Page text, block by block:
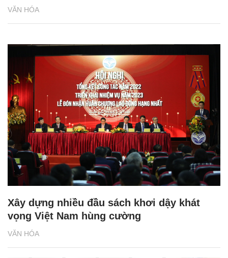
VĂN HÓA
VĂN HÓA
Xây dựng nhiều đầu sách khơi dậy khát
vọng Việt Nam hùng cường